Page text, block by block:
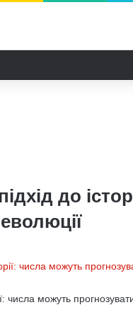
до
числа можуть